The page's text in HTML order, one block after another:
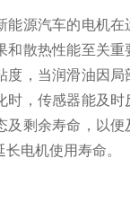
能源汽车的电机在
和散热性能至关重
度，当润滑油因局
时，传感器能及时
及剩余寿命，以便
电机使用寿命。